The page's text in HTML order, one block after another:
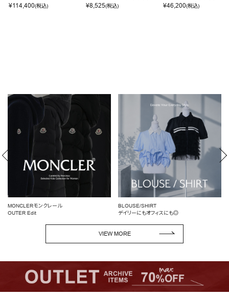
¥114,400(税込)
¥8,525(税込)
¥46,200(税込)
BLOUSE/SHIRT
デイリーにもオフィスにも◎
女性らしいシルエットを引き立てる
ペプラムトップス
VIEW MORE